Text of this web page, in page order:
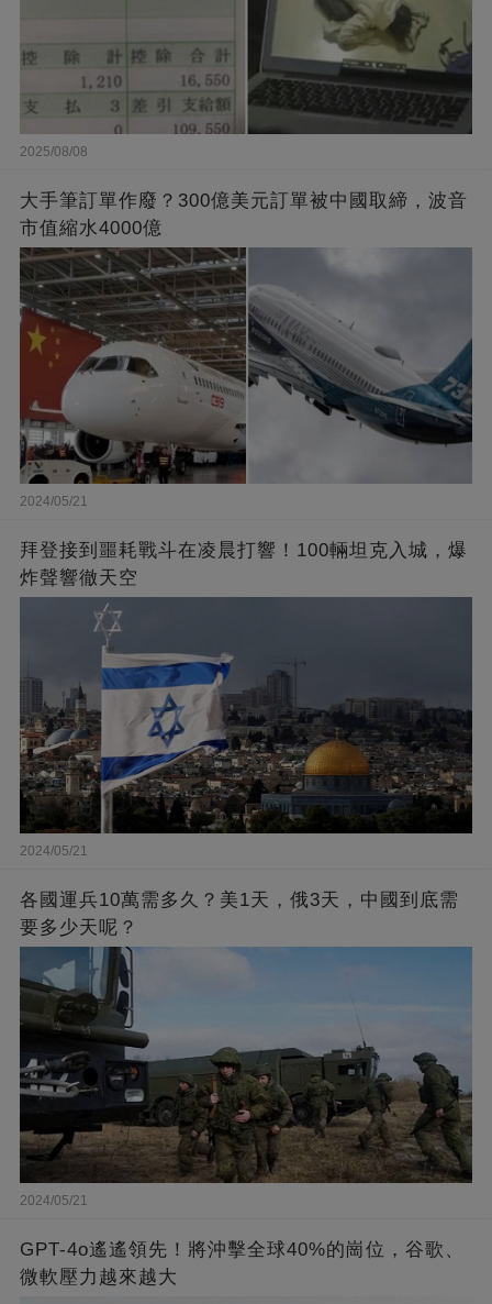
2025/08/08
大手筆訂單作廢？300億美元訂單被中國取締，波音
市值縮水4000億
2024/05/21
拜登接到噩耗戰斗在凌晨打響！100輛坦克入城，爆
炸聲響徹天空
2024/05/21
各國運兵10萬需多久？美1天，俄3天，中國到底需
要多少天呢？
2024/05/21
GPT-4o遙遙領先！將沖擊全球40%的崗位，谷歌、
微軟壓力越來越大